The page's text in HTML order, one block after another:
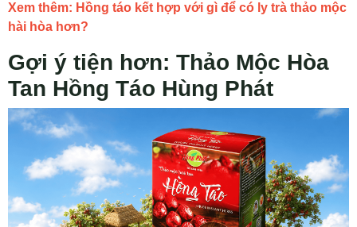
Xem thêm: Hồng táo kết hợp với gì để có ly trà thảo mộc
hài hòa hơn?
Gợi ý tiện hơn: Thảo Mộc Hòa
Tan Hồng Táo Hùng Phát